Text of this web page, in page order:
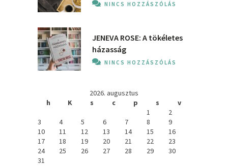
NINCS HOZZÁSZÓLÁS
JENEVA ROSE: A ​tökéletes
házasság
NINCS HOZZÁSZÓLÁS
2026. augusztus
h
K s c p s
v
1
2
3
4 5 6 7 8
9
10
11 12 13 14 15
16
17
18 19 20 21 22
23
24
25 26 27 28 29
30
31